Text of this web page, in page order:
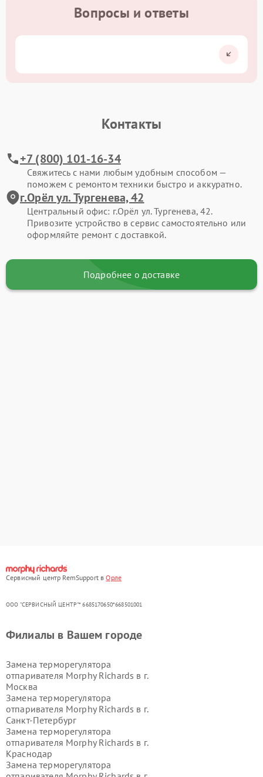
Вопросы и ответы
Контакты
+7 (800) 101-16-34
Свяжитесь с нами любым удобным способом —
поможем с ремонтом техники быстро и аккуратно.
г.Орёл ул. Тургенева, 42
Центральный офис: г.Орёл ул. Тургенева, 42.
Привозите устройство в сервис самостоятельно или
оформляйте ремонт с доставкой.
Подробнее о доставке
Сервисный центр RemSupport вОрле
ООО "СЕРВИСНЫЙ ЦЕНТР"* 6685170650*668501001
Филиалы в Вашем городе
Замена терморегулятора
отпаривателя Morphy Richards в г.
Москва
Замена терморегулятора
отпаривателя Morphy Richards в г.
Санкт-Петербург
Замена терморегулятора
отпаривателя Morphy Richards в г.
Краснодар
Замена терморегулятора